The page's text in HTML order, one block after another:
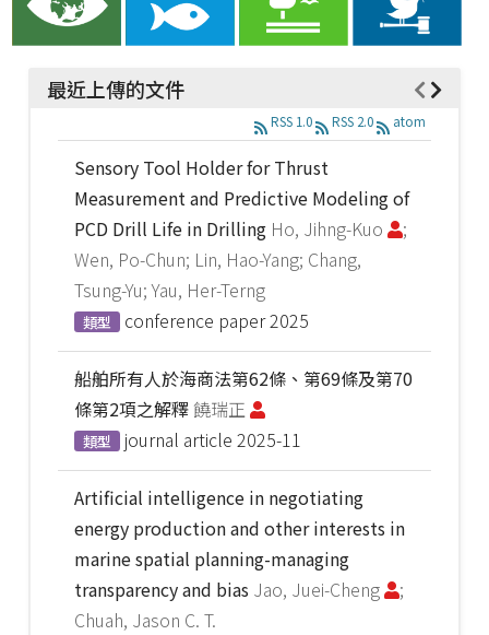
最近上傳的文件
RSS 1.0 RSS 2.0 atom
Sensory Tool Holder for Thrust
Measurement and Predictive Modeling of
PCD Drill Life in Drilling Ho, Jihng-Kuo
;
Wen, Po-Chun; Lin, Hao-Yang; Chang,
Tsung-Yu; Yau, Her-Terng
類型 conference paper2025
船舶所有人於海商法第62條、第69條及第70
條第2項之解釋饒瑞正
類型 journal article 2025-11
Artificial intelligence in negotiating
energy production and other interests in
marine spatial planning-managing
transparency and bias Jao, Juei-Cheng
;
Chuah, Jason C. T.